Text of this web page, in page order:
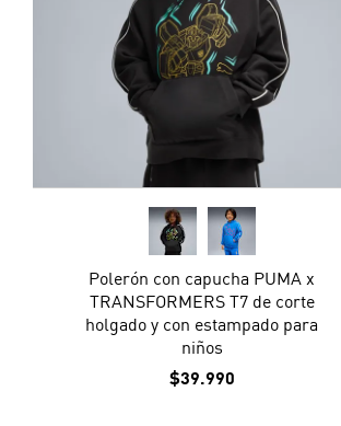
Polerón con capucha PUMA x
TRANSFORMERS T7 de corte
holgado y con estampado para
niños
$39.990